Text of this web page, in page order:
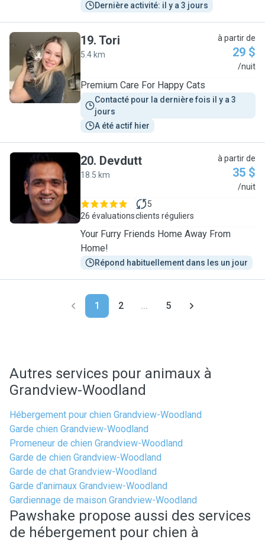
Dernière activité: il y a 3 jours
T
19. Tori
5.4 km
à partir de
29 $
/nuit
Premium Care For Happy Cats
Contacté pour la dernière fois il y a 3
jours
A été actif hier
D
20. Devdutt
18.5 km
à partir de
35 $
/nuit
26 évaluations
5
clients réguliers
Your Furry Friends Home Away From
Home!
Répond habituellement dans les un jour
1 2 ... 5
Autres services pour animaux à
Grandview-Woodland
Hébergement pour chien Grandview-Woodland
Garde chien Grandview-Woodland
Promeneur de chien Grandview-Woodland
Garde de chien Grandview-Woodland
Garde de chat Grandview-Woodland
Garde d'animaux Grandview-Woodland
Gardiennage de maison Grandview-Woodland
Pawshake propose aussi des services
de hébergement pour chien à